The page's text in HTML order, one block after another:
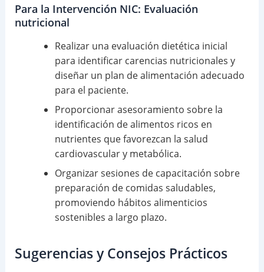
Para la Intervención NIC: Evaluación
nutricional
Realizar una evaluación dietética inicial
para identificar carencias nutricionales y
diseñar un plan de alimentación adecuado
para el paciente.
Proporcionar asesoramiento sobre la
identificación de alimentos ricos en
nutrientes que favorezcan la salud
cardiovascular y metabólica.
Organizar sesiones de capacitación sobre
preparación de comidas saludables,
promoviendo hábitos alimenticios
sostenibles a largo plazo.
Sugerencias y Consejos Prácticos